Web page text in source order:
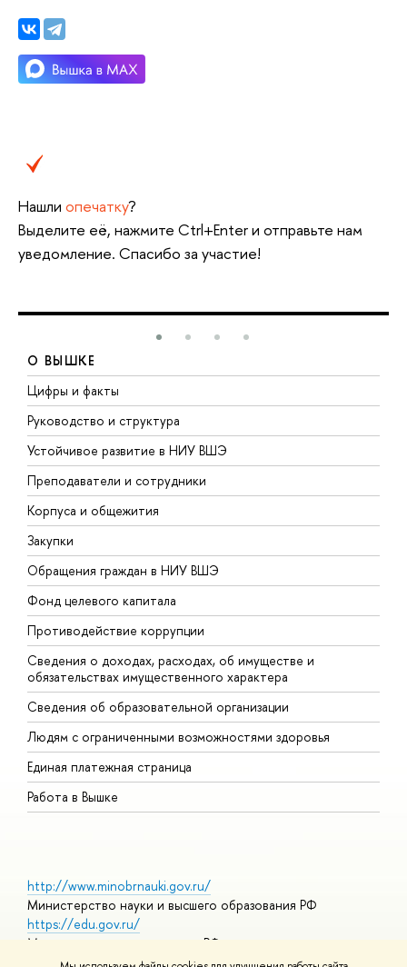
Нашли опечатку?
Выделите её, нажмите Ctrl+Enter и отправьте нам
уведомление. Спасибо за участие!
О ВЫШКЕ
Цифры и факты
Руководство и структура
Устойчивое развитие в НИУ ВШЭ
Преподаватели и сотрудники
Корпуса и общежития
Закупки
Обращения граждан в НИУ ВШЭ
Фонд целевого капитала
Противодействие коррупции
Сведения о доходах, расходах, об имуществе и
обязательствах имущественного характера
Сведения об образовательной организации
Людям с ограниченными возможностями здоровья
Единая платежная страница
Работа в Вышке
http://www.minobrnauki.gov.ru/
Министерство науки и высшего образования РФ
https://edu.gov.ru/
Министерство просвещения РФ
https://elearning.hse.ru/mooc